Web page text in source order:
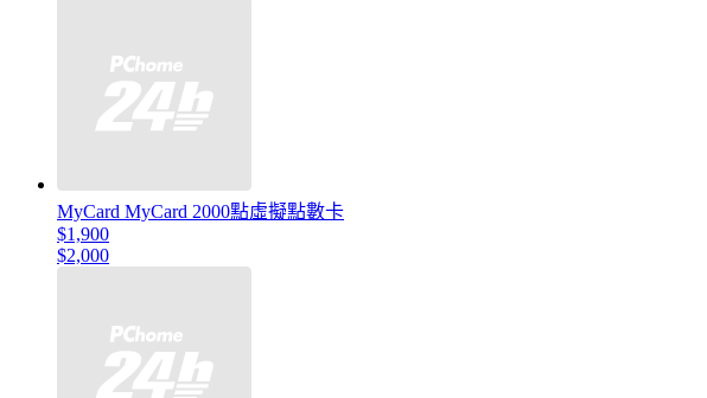
MyCard MyCard 2000點虛擬點數卡
$1,900
$2,000